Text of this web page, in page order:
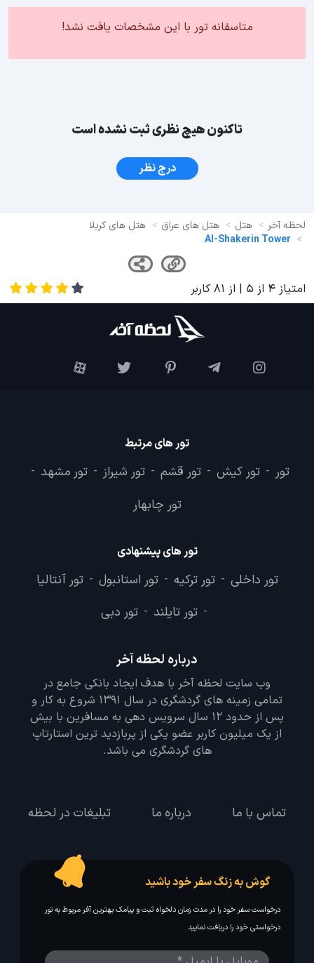
متاسفانه تور با این مشخصات یافت نشد!
تاکنون هیچ نظری ثبت نشده است
درج نظر
لحظه آخر هتل هتل های عراق
هتل های کربلا
Al-Shakerin Tower
امتیاز 4 از 5 | از 81 کاربر
تور های مرتبط
تور - تور کیش - تور قشم - تور شیراز - تور مشهد -
تور چابهار
تور های پیشنهادی
تور داخلی - تور ترکیه - تور استانبول - تور آنتالیا
- تور تایلند - تور دبی
درباره لحظه آخر
وب سایت لحظه آخر با هدف ایجاد بانکی جامع در
تمامی زمینه های گردشگری در سال 1391 شروع به کار و
پس از حدود 12 سال سرویس دهی به مسافرین با بیش
از یک میلیون کاربر عضو یکی از پربازدید ترین استارتاپ
های گردشگری می باشد.
تماس با ما درباره ما تبلیغات در لحظه
گوش به زنگ سفر خود باشید
درخواست سفر خود را در مدت زمان دلخواه ثبت و پیامک بهترین آفر مربوط به تور
درخواستی خود را دریافت نمایید